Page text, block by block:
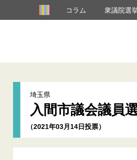
コラム 衆議院選
埼玉県
入間市議会議員
（2021年03月14日投票）